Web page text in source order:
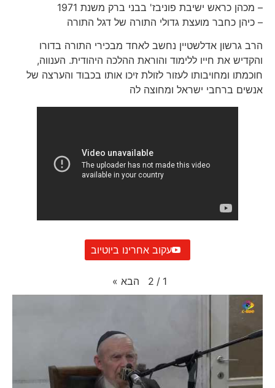
– מכהן כראש ישיבת פוניבז' בבני ברק משנת 1971
– כיהן כחבר מועצת גדולי התורה של דגל התורה
הרב גרשון אדלשטיין נחשב לאחד מבכירי התורה בדורו
והקדיש את חייו ללימוד והוראת ההלכה היהודית. הענווה,
חוכמתו ומחויבותו לעזור לזולת זיכו אותו בכבוד והערצה של
אנשים ברחבי ישראל ומחוצה לה
עקוב אחרינו ביוטיוב
1
/
2 הבא »